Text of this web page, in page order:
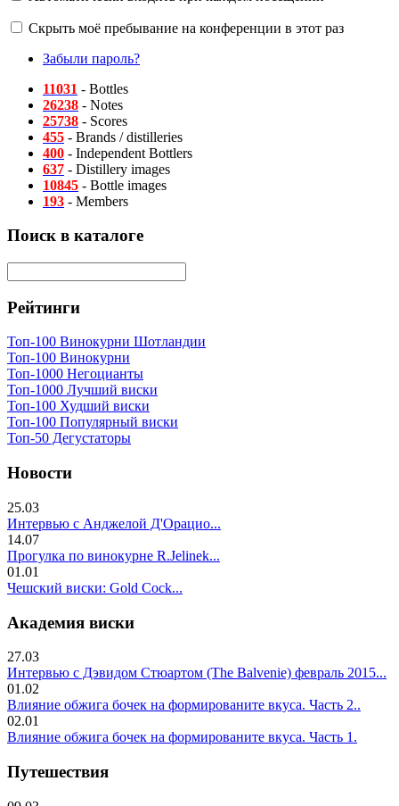
Скрыть моё пребывание на конференции в этот раз
Забыли пароль?
11031 - Bottles
26238 - Notes
25738 - Scores
455 - Brands / distilleries
400 - Independent Bottlers
637 - Distillery images
10845 - Bottle images
193 - Members
Поиск в каталоге
Рейтинги
Топ-100 Винокурни Шотландии
Топ-100 Винокурни
Топ-1000 Негоцианты
Топ-1000 Лучший виски
Топ-100 Худший виски
Топ-100 Популярный виски
Топ-50 Дегустаторы
Новости
25.03
Интервью с Анджелой Д'Орацио...
14.07
Прогулка по винокурне R.Jelinek...
01.01
Чешский виски: Gold Cock...
Академия виски
27.03
Интервью с Дэвидом Стюартом (The Balvenie) февраль 2015...
01.02
Влияние обжига бочек на формированите вкуса. Часть 2..
02.01
Влияние обжига бочек на формированите вкуса. Часть 1.
Путешествия